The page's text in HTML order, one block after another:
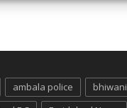
ambala police bhiwani